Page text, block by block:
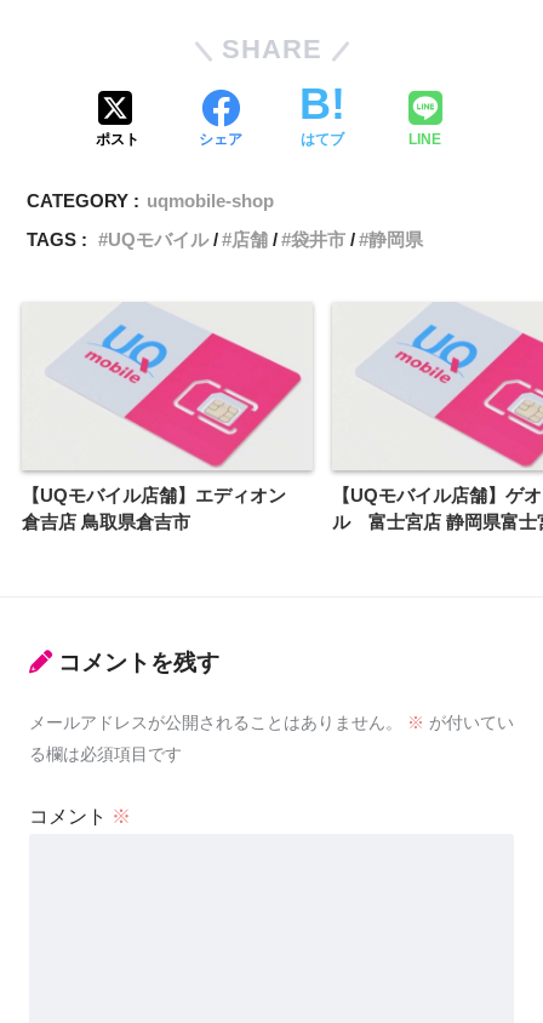
SHARE
ポスト シェア はてブ LINE
CATEGORY : uqmobile-shop
TAGS :
UQモバイル 店舗 袋井市 静岡県
【UQモバイル店舗】エディオン
倉吉店 鳥取県倉吉市
【UQモバイル店舗】ゲ
ル 富士宮店 静岡県富士
コメントを残す
メールアドレスが公開されることはありません。 ※ が付いてい
る欄は必須項目です
コメント ※